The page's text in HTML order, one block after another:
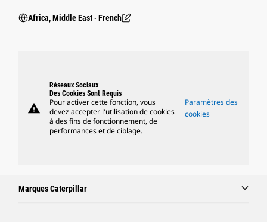
Africa, Middle East ‧ French
warning
Réseaux Sociaux
Des Cookies Sont Requis
Pour activer cette fonction, vous
devez accepter l'utilisation de cookies
à des fins de fonctionnement, de
performances et de ciblage.
Paramètres des
cookies
Marques Caterpillar